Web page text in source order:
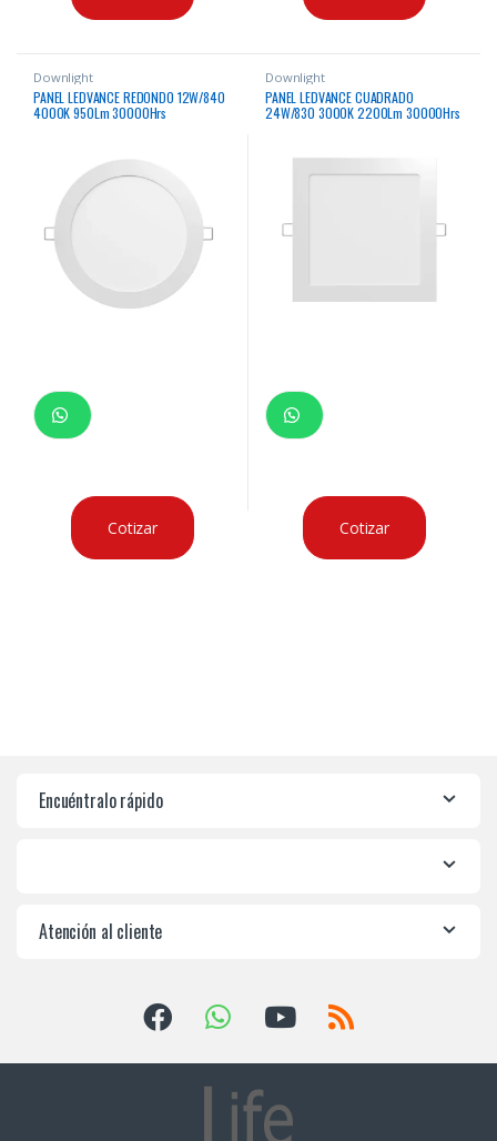
Downlight
PANEL LEDVANCE REDONDO 12W/840
4000K 950Lm 30000Hrs
Cotizar
Downlight
PANEL LEDVANCE CUADRADO
24W/830 3000K 2200Lm 30000Hrs
Cotizar
Encuéntralo rápido
Atención al cliente